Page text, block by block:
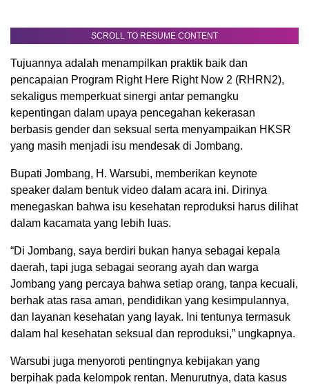
SCROLL TO RESUME CONTENT
Tujuannya adalah menampilkan praktik baik dan
pencapaian Program Right Here Right Now 2 (RHRN2),
sekaligus memperkuat sinergi antar pemangku
kepentingan dalam upaya pencegahan kekerasan
berbasis gender dan seksual serta menyampaikan HKSR
yang masih menjadi isu mendesak di Jombang.
Bupati Jombang, H. Warsubi, memberikan keynote
speaker dalam bentuk video dalam acara ini. Dirinya
menegaskan bahwa isu kesehatan reproduksi harus dilihat
dalam kacamata yang lebih luas.
“Di Jombang, saya berdiri bukan hanya sebagai kepala
daerah, tapi juga sebagai seorang ayah dan warga
Jombang yang percaya bahwa setiap orang, tanpa kecuali,
berhak atas rasa aman, pendidikan yang kesimpulannya,
dan layanan kesehatan yang layak. Ini tentunya termasuk
dalam hal kesehatan seksual dan reproduksi,” ungkapnya.
Warsubi juga menyoroti pentingnya kebijakan yang
berpihak pada kelompok rentan. Menurutnya, data kasus